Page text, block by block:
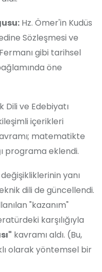
Hz. Ömer'in Kudüs
Sözleşmesi ve
gibi tarihsel
öne
Dili ve Edebiyatı
içerikleri
matematikte
programa eklendi.
yanı
dili de güncellendi.
"kazanım"
karşılığıyla
kavramı aldı. (Bu,
olarak yöntemsel bir